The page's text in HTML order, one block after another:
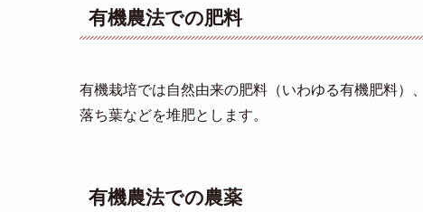
有機農法での肥料
有機栽培では自然由来の肥料（いわゆる有機肥料）
落ち葉などを堆肥とします。
有機農法での農薬